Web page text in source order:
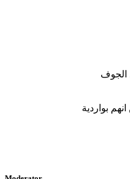
بواردية